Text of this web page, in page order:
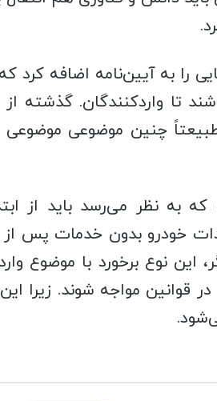
را به آیین‌نامه اضافه
تا واردکنندگان. گذشته
چنین موضوعی موضوعی
به نظر می‌رسد باید از
خودرو بدون خدمات پس
این نوع برخورد با موضوع
در قوانین مواجه شوند. زیرا